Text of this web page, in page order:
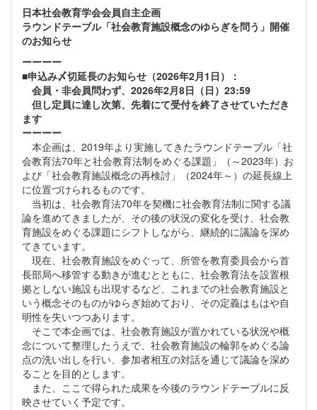
日本社会教育学会会員自主企画
ラウンドテーブル「社会教育施設概念のゆらぎを問う」開催
のお知らせ
ーーーー
■申込み〆切延長のお知らせ（2026年2月1日）：
会員・非会員問わず、2026年2月8日（日）23:59
但し定員に達し次第、先着にて受付を終了させていただき
ます
ーーーー
本企画は、2019年より実施してきたラウンドテーブル「社
会教育法70年と社会教育法制をめぐる課題」（～2023年）お
よび「社会教育施設概念の再検討」（2024年～）の延長線上
に位置づけられるものです。
当初は、社会教育法70年を契機に社会教育法制に関する議
論を進めてきましたが、その後の状況の変化を受け、社会教
育施設をめぐる課題にシフトしながら、継続的に議論を深め
てきています。
現在、社会教育施設をめぐって、所管を教育委員会から首
長部局へ移管する動きが進むとともに、社会教育法を設置根
拠としない施設も出現するなど、これまでの社会教育施設と
いう概念そのものがゆらぎ始めており、その定義はもはや自
明性を失いつつあります。
そこで本企画では、社会教育施設が置かれている状況や概
念について整理したうえで、社会教育施設の輪郭をめぐる論
点の洗い出しを行い、参加者相互の対話を通じて議論を深め
ることを目的とします。
また、ここで得られた成果を今後のラウンドテーブルに反
映させていく予定です。